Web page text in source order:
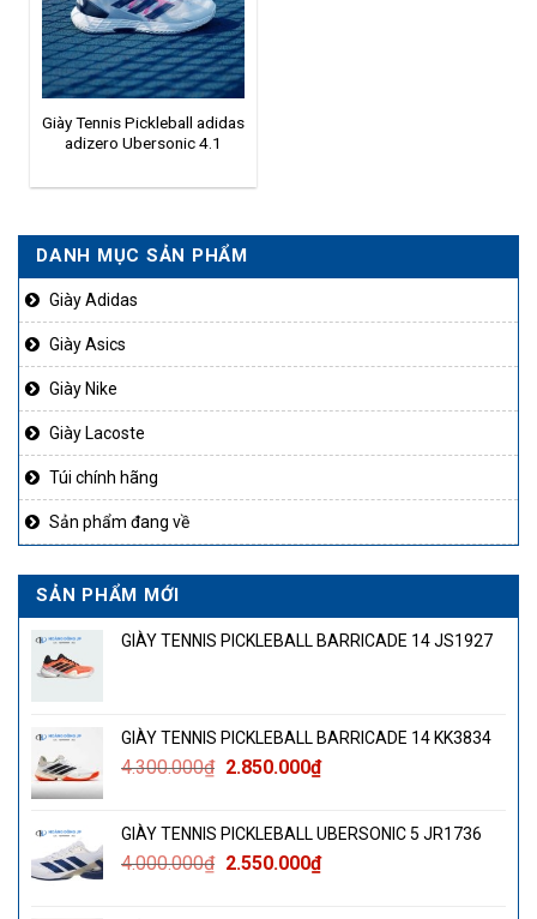
Giày Tennis Pickleball adidas
adizero Ubersonic 4.1
DANH MỤC SẢN PHẨM
Giày Adidas
Giày Asics
Giày Nike
Giày Lacoste
Túi chính hãng
Sản phẩm đang về
SẢN PHẨM MỚI
GIÀY TENNIS PICKLEBALL BARRICADE 14 JS1927
GIÀY TENNIS PICKLEBALL BARRICADE 14 KK3834
4.300.000₫ Giá
4.300.000₫.
2.850.000₫Giá
là:
2.850.000₫.
GIÀY TENNIS PICKLEBALL UBERSONIC 5 JR1736
4.000.000₫ Giá
2.550.000₫Giá